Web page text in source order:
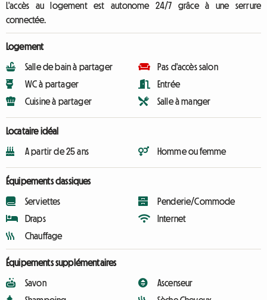
L'accès au logement est autonome 24/7 grâce à une serrure
connectée.
Logement
Salle de bain à partager
WC à partager
Cuisine à partager
Pas d'accès salon
Entrée
Salle à manger
Locataire idéal
A partir de 25 ans Homme ou femme
Équipements classiques
Serviettes
Draps
Chauffage
Penderie/Commode
Internet
Équipements supplémentaires
Savon
Ascenseur